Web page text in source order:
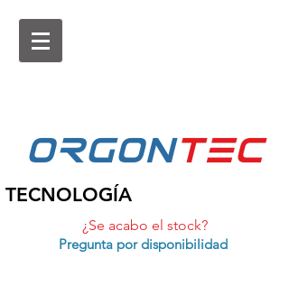
ORGONtEc
TECNOLOGÍA
¿Se acabo el stock?
Pregunta por disponibilidad